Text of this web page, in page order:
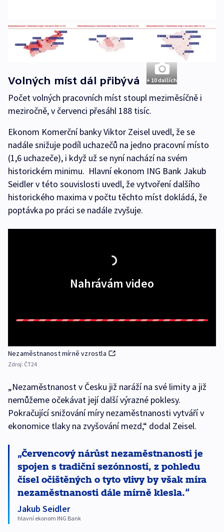
+ 10 dalších
Volných míst dál přibývá
Počet volných pracovních míst stoupl meziměsíčně i
meziročně, v červenci přesáhl 188 tisíc.
Ekonom Komerční banky Viktor Zeisel uvedl, že se
nadále snižuje podíl uchazečů na jedno pracovní místo
(1,6 uchazeče), i když už se nyní nachází na svém
historickém minimu. Hlavní ekonom ING Bank Jakub
Seidler v této souvislosti uvedl, že vytvoření dalšího
historického maxima v počtu těchto míst dokládá, že
poptávka po práci se nadále zvyšuje.
Nahrávám video
Nezaměstnanost mírně vzrostla
Zdroj: ČT24
„Nezaměstnanost v Česku již naráží na své limity a již
nemůžeme očekávat její další výrazné poklesy.
Pokračující snižování míry nezaměstnanosti vytváří v
ekonomice tlaky na zvyšování mezd,“ dodal Zeisel.
Červencový nárůst nezaměstnanosti je
spojen s tradiční sezónností, z pohledu
čísel očištěných o tyto vlivy by však míra
nezaměstnanosti dále mírně klesla.
Jakub Seidler
hlavní ekonom ING Bank